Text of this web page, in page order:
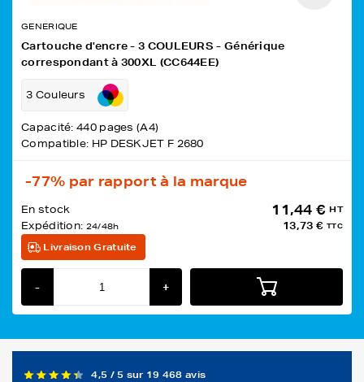
GENERIQUE
Cartouche d'encre - 3 COULEURS - Générique
correspondant à 300XL (CC644EE)
3 Couleurs
Capacité: 440 pages (A4)
Compatible: HP DESKJET F 2680
-77% par rapport à la marque
En stock
Expédition: 24/48h
11,44 € HT
13,73 € TTC
Livraison Gratuite
- +
4,5 / 5 sur 19 468 avis